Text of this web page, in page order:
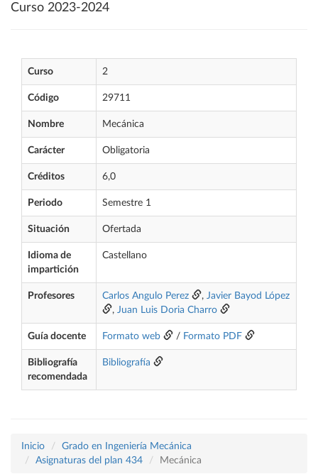
Curso 2023-2024
Curso 2
Código 29711
Nombre Mecánica
Carácter Obligatoria
Créditos 6,0
Periodo Semestre 1
Situación Ofertada
Idioma de
impartición
Castellano
Profesores Carlos Angulo Perez , Javier Bayod López
, Juan Luis Doria Charro
Guía docente Formato web / Formato PDF
Bibliografía
recomendada
Bibliografía
Inicio
Grado en Ingeniería Mecánica
Asignaturas del plan 434
Mecánica